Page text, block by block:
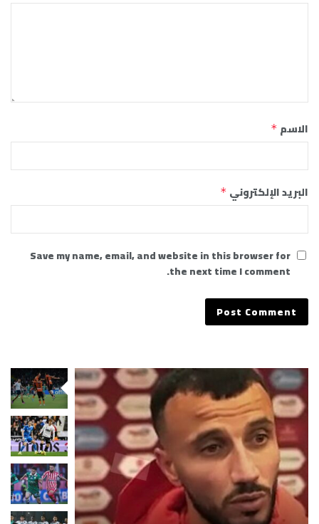
الاسم *
البريد الإلكتروني *
Save my name, email, and website in this browser for
the next time I comment.